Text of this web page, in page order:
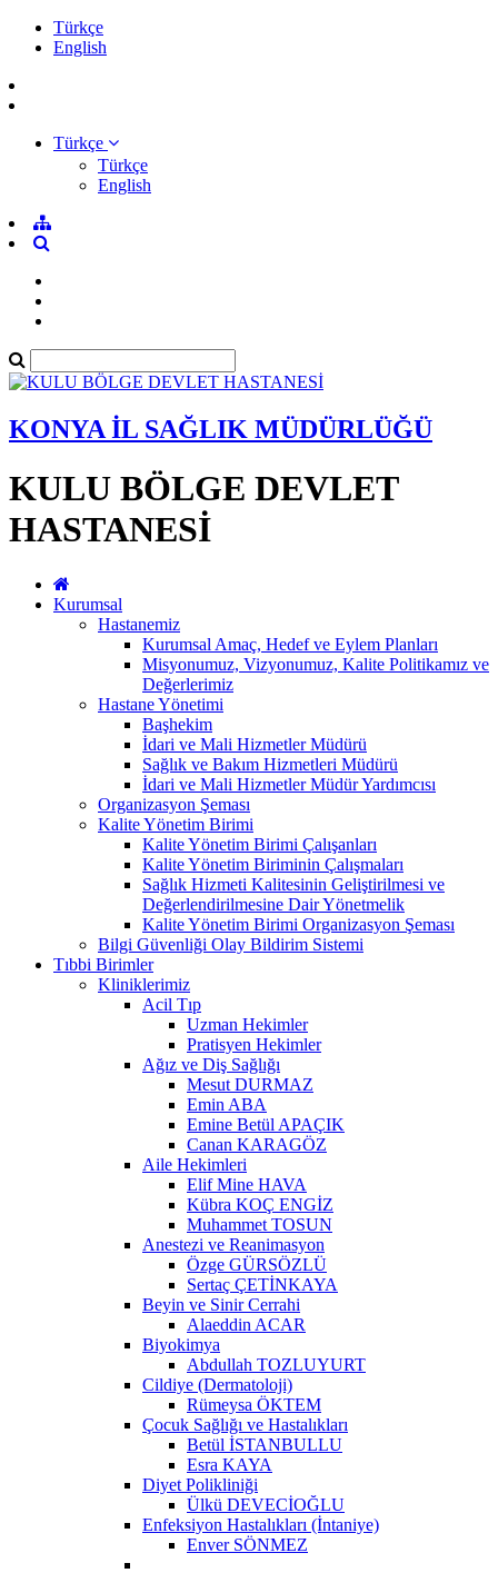
Türkçe
English
Türkçe
Türkçe
English
KONYA İL SAĞLIK MÜDÜRLÜĞÜ
KULU BÖLGE DEVLET
HASTANESİ
Kurumsal
Hastanemiz
Kurumsal Amaç, Hedef ve Eylem Planları
Misyonumuz, Vizyonumuz, Kalite Politikamız ve
Değerlerimiz
Hastane Yönetimi
Başhekim
İdari ve Mali Hizmetler Müdürü
Sağlık ve Bakım Hizmetleri Müdürü
İdari ve Mali Hizmetler Müdür Yardımcısı
Organizasyon Şeması
Kalite Yönetim Birimi
Kalite Yönetim Birimi Çalışanları
Kalite Yönetim Biriminin Çalışmaları
Sağlık Hizmeti Kalitesinin Geliştirilmesi ve
Değerlendirilmesine Dair Yönetmelik
Kalite Yönetim Birimi Organizasyon Şeması
Bilgi Güvenliği Olay Bildirim Sistemi
Tıbbi Birimler
Kliniklerimiz
Acil Tıp
Uzman Hekimler
Pratisyen Hekimler
Ağız ve Diş Sağlığı
Mesut DURMAZ
Emin ABA
Emine Betül APAÇIK
Canan KARAGÖZ
Aile Hekimleri
Elif Mine HAVA
Kübra KOÇ ENGİZ
Muhammet TOSUN
Anestezi ve Reanimasyon
Özge GÜRSÖZLÜ
Sertaç ÇETİNKAYA
Beyin ve Sinir Cerrahi
Alaeddin ACAR
Biyokimya
Abdullah TOZLUYURT
Cildiye (Dermatoloji)
Rümeysa ÖKTEM
Çocuk Sağlığı ve Hastalıkları
Betül İSTANBULLU
Esra KAYA
Diyet Polikliniği
Ülkü DEVECİOĞLU
Enfeksiyon Hastalıkları (İntaniye)
Enver SÖNMEZ